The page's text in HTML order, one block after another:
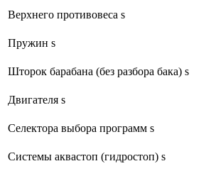
Верхнего противовеса s
Пружин s
Шторок барабана (без разбора бака) s
Двигателя s
Селектора выбора программ s
Системы аквастоп (гидростоп) s